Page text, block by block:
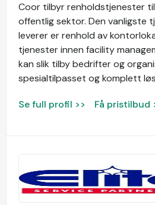
Coor tilbyr renholdstjenester
offentlig sektor. Den vanligste
leverer er renhold av
tjenester innen facility
kan slik tilby bedrifter og
spesialtilpasset og komplett
Se full profil >> Få pristilbud